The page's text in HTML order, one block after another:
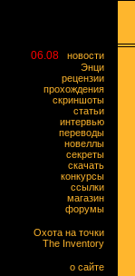
06.08
новости
Энци
рецензии
прохождения
скриншоты
статьи
интервью
переводы
новеллы
секреты
скачать
конкурсы
ссылки
магазин
форумы
Охота на точки
The Inventory
о сайте